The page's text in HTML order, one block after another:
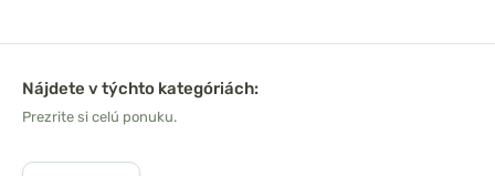
Nájdete v týchto kategóriách:
Prezrite si celú ponuku.